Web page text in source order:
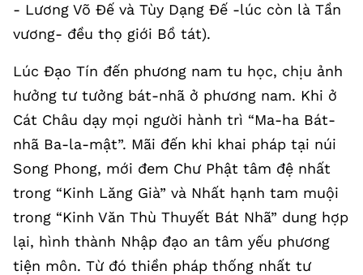
- Lương Võ Đế và Tùy Dạng Đế -lúc còn là Tần
vương- đều thọ giới Bồ tát).
Lúc Đạo Tín đến phương nam tu học, chịu ảnh
hưởng tư tưởng bát-nhã ở phương nam. Khi ở
Cát Châu dạy mọi người hành trì “Ma-ha Bát-
nhã Ba-la-mật”. Mãi đến khi khai pháp tại núi
Song Phong, mới đem Chư Phật tâm đệ nhất
trong “Kinh Lăng Già” và Nhất hạnh tam muội
trong “Kinh Văn Thù Thuyết Bát Nhã” dung hợp
lại, hình thành Nhập đạo an tâm yếu phương
tiện môn. Từ đó thiền pháp thống nhất tư